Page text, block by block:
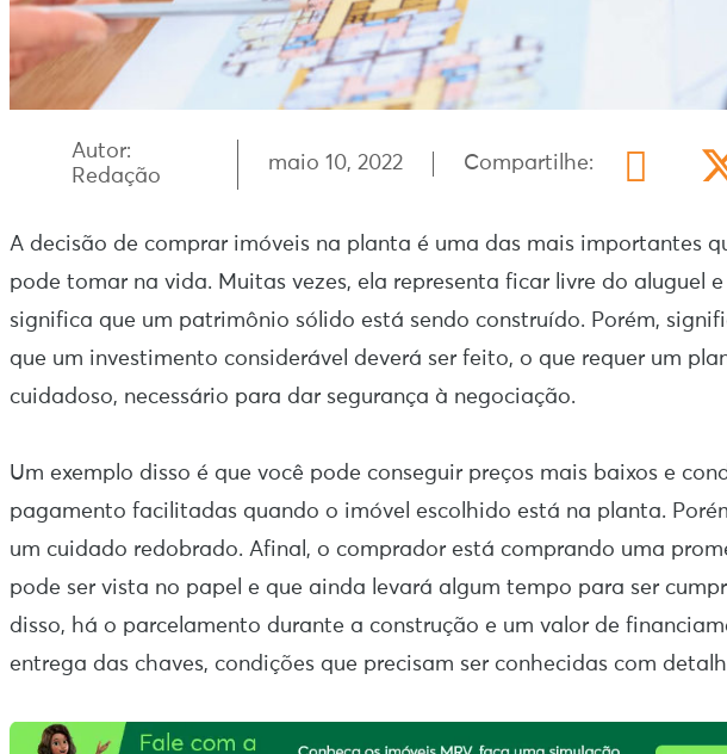
Autor:
Redação
maio 10, 2022 Compartilhe:
A decisão de comprar imóveis na planta é uma das mais importantes
pode tomar na vida. Muitas vezes, ela representa ficar livre do aluguel e
significa que um patrimônio sólido está sendo construído. Porém,
que um investimento considerável deverá ser feito, o que requer um
cuidadoso, necessário para dar segurança à negociação.
Um exemplo disso é que você pode conseguir preços mais baixos e
pagamento facilitadas quando o imóvel escolhido está na planta.
um cuidado redobrado. Afinal, o comprador está comprando uma
pode ser vista no papel e que ainda levará algum tempo para ser
disso, há o parcelamento durante a construção e um valor de
entrega das chaves, condições que precisam ser conhecidas com